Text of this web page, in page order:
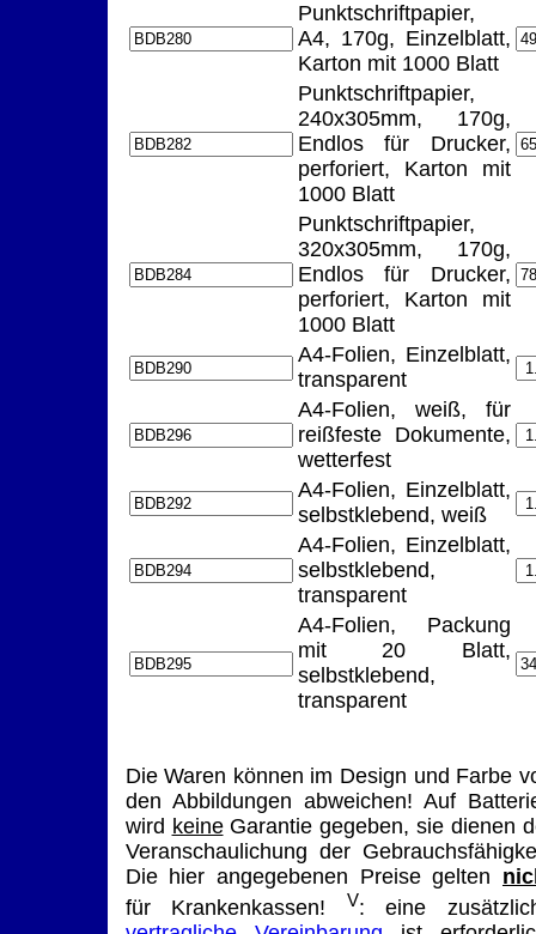
Punktschriftpapier,
A4, 170g, Einzelblatt,
Karton mit 1000 Blatt
Punktschriftpapier,
240x305mm, 170g,
Endlos für Drucker,
perforiert, Karton mit
1000 Blatt
Punktschriftpapier,
320x305mm, 170g,
Endlos für Drucker,
perforiert, Karton mit
1000 Blatt
A4-Folien, Einzelblatt,
transparent
A4-Folien, weiß, für
reißfeste Dokumente,
wetterfest
A4-Folien, Einzelblatt,
selbstklebend, weiß
A4-Folien, Einzelblatt,
selbstklebend,
transparent
A4-Folien, Packung
mit 20 Blatt,
selbstklebend,
transparent
Die Waren können im Design und Farbe
den Abbildungen abweichen! Auf
wird keineGarantie gegeben, sie dienen
Veranschaulichung der
Die hier angegebenen Preise gelten
für Krankenkassen!
V: eine